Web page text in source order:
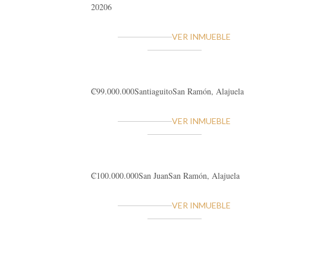
20206
VER INMUEBLE
₡99.000.000SantiaguitoSan Ramón, Alajuela
VER INMUEBLE
₡100.000.000San JuanSan Ramón, Alajuela
VER INMUEBLE